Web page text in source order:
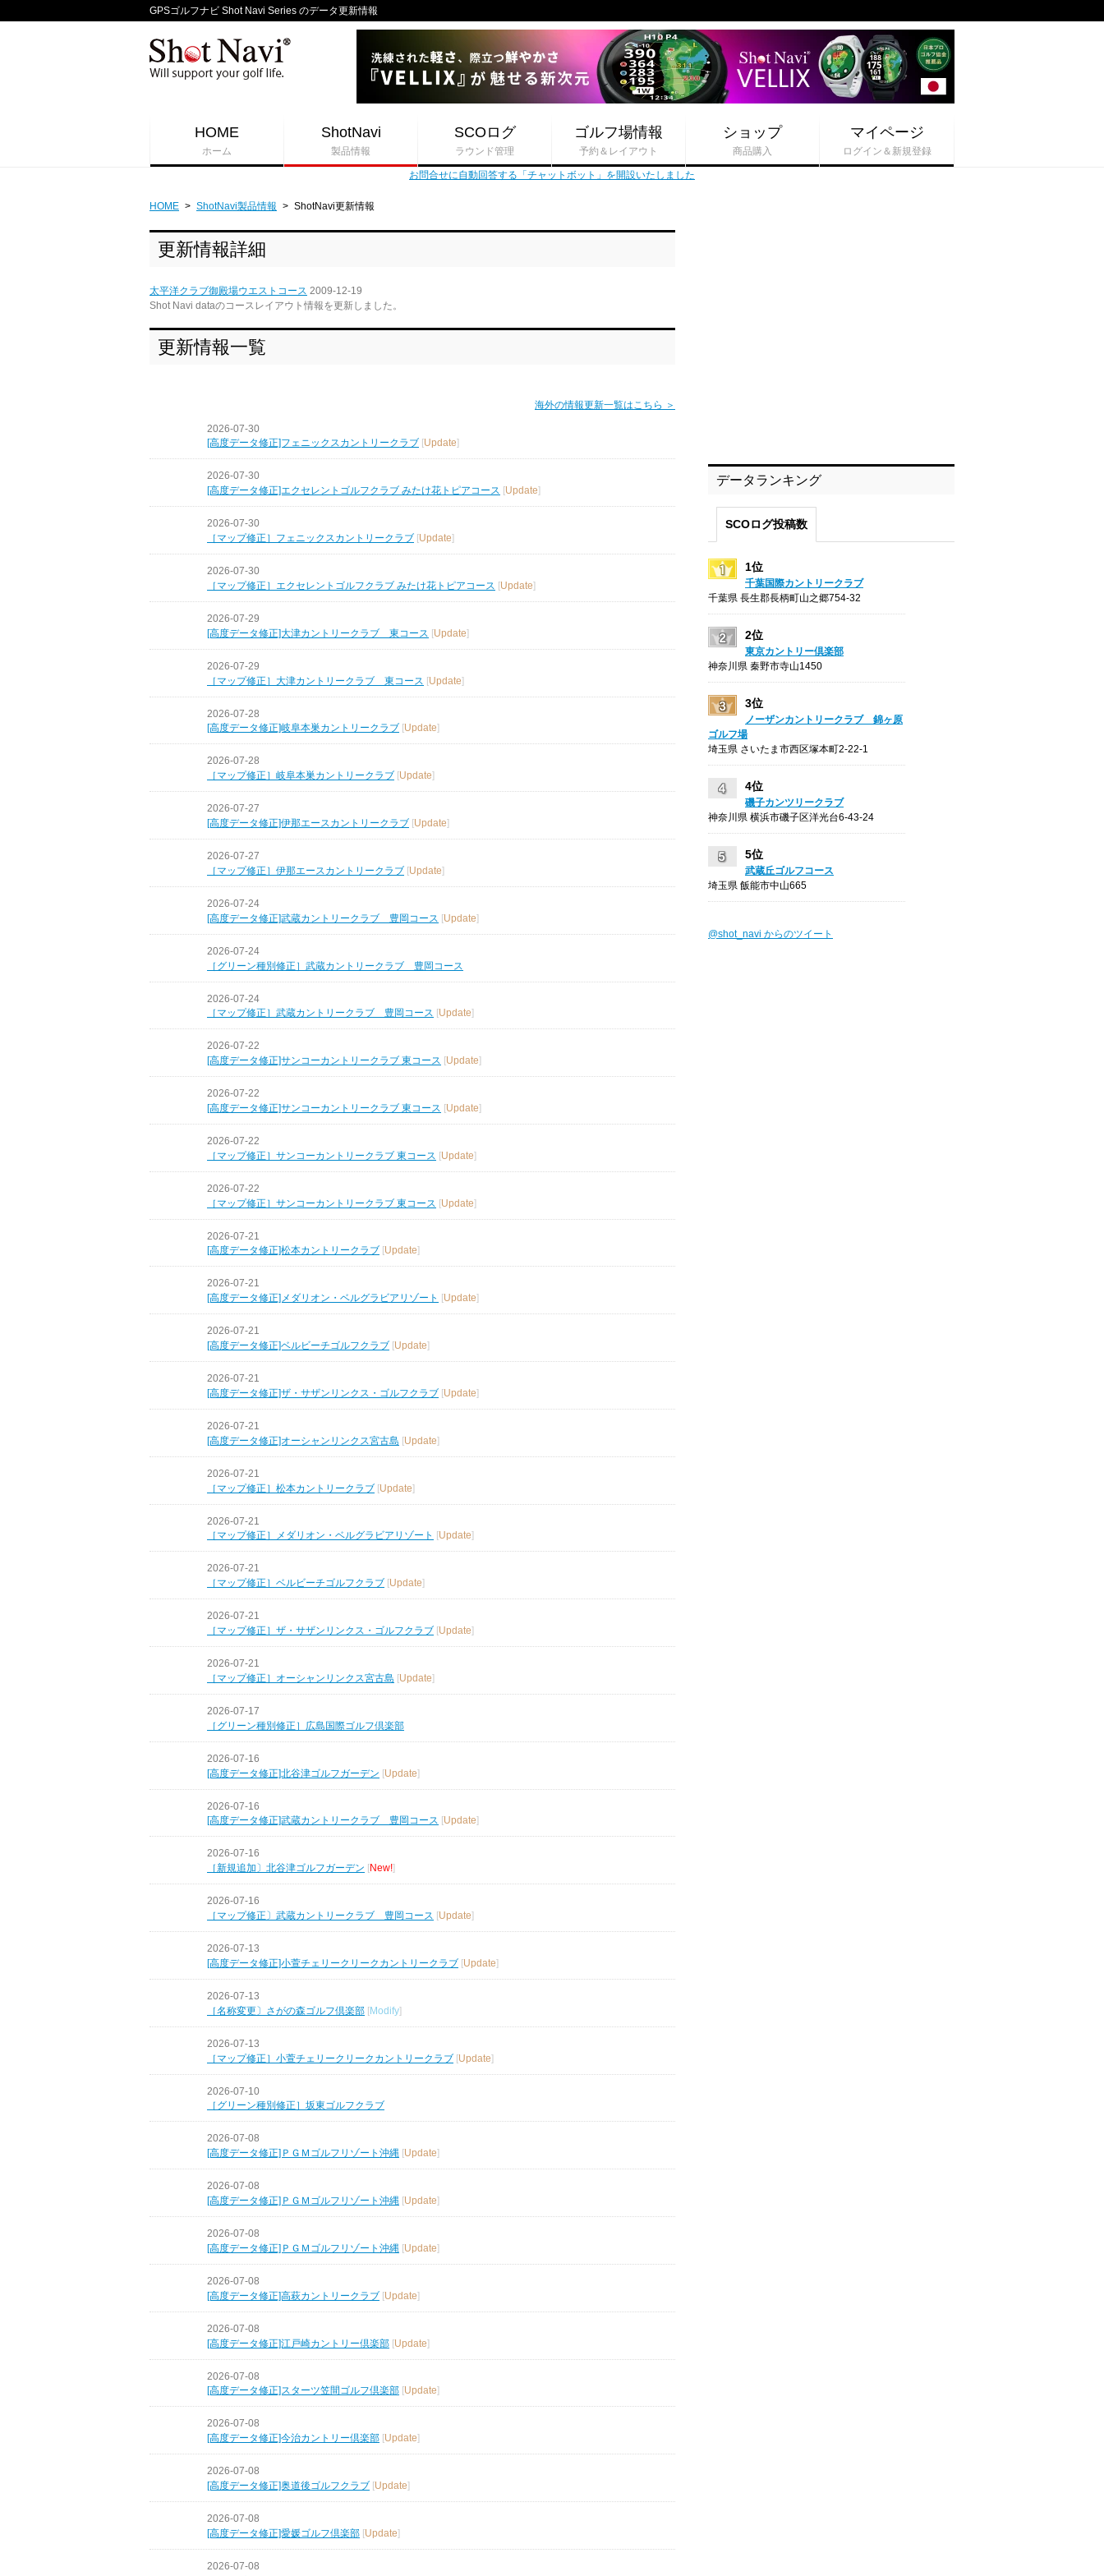
GPSゴルフナビ Shot Navi Series のデータ更新情報
HOME
ホーム
ShotNavi
製品情報
SCOログ
ラウンド管理
ゴルフ場情報
予約＆レイアウト
ショップ
商品購入
マイページ
ログイン＆新規登録
お問合せに自動回答する「チャットボット」を開設いたしました
HOME > ShotNavi製品情報 > ShotNavi更新情報
更新情報詳細
太平洋クラブ御殿場ウエストコース 2009-12-19
Shot Navi dataのコースレイアウト情報を更新しました。
更新情報一覧
海外の情報更新一覧はこちら ＞
2026-07-30
[高度データ修正]フェニックスカントリークラブ [Update]
2026-07-30
[高度データ修正]エクセレントゴルフクラブ みたけ花トピアコース [Update]
2026-07-30
［マップ修正］フェニックスカントリークラブ [Update]
2026-07-30
［マップ修正］エクセレントゴルフクラブ みたけ花トピアコース [Update]
2026-07-29
[高度データ修正]大津カントリークラブ 東コース [Update]
2026-07-29
［マップ修正］大津カントリークラブ 東コース [Update]
2026-07-28
[高度データ修正]岐阜本巣カントリークラブ [Update]
2026-07-28
［マップ修正］岐阜本巣カントリークラブ [Update]
2026-07-27
[高度データ修正]伊那エースカントリークラブ [Update]
2026-07-27
［マップ修正］伊那エースカントリークラブ [Update]
2026-07-24
[高度データ修正]武蔵カントリークラブ 豊岡コース [Update]
2026-07-24
［グリーン種別修正］武蔵カントリークラブ 豊岡コース
2026-07-24
［マップ修正］武蔵カントリークラブ 豊岡コース [Update]
2026-07-22
[高度データ修正]サンコーカントリークラブ 東コース [Update]
2026-07-22
[高度データ修正]サンコーカントリークラブ 東コース [Update]
2026-07-22
［マップ修正］サンコーカントリークラブ 東コース [Update]
2026-07-22
［マップ修正］サンコーカントリークラブ 東コース [Update]
2026-07-21
[高度データ修正]松本カントリークラブ [Update]
2026-07-21
[高度データ修正]メダリオン・ベルグラビアリゾート [Update]
2026-07-21
[高度データ修正]ベルビーチゴルフクラブ [Update]
2026-07-21
[高度データ修正]ザ・サザンリンクス・ゴルフクラブ [Update]
2026-07-21
[高度データ修正]オーシャンリンクス宮古島 [Update]
2026-07-21
［マップ修正］松本カントリークラブ [Update]
2026-07-21
［マップ修正］メダリオン・ベルグラビアリゾート [Update]
2026-07-21
［マップ修正］ベルビーチゴルフクラブ [Update]
2026-07-21
［マップ修正］ザ・サザンリンクス・ゴルフクラブ [Update]
2026-07-21
［マップ修正］オーシャンリンクス宮古島 [Update]
2026-07-17
［グリーン種別修正］広島国際ゴルフ倶楽部
2026-07-16
[高度データ修正]北谷津ゴルフガーデン [Update]
2026-07-16
[高度データ修正]武蔵カントリークラブ 豊岡コース [Update]
2026-07-16
［新規追加〕北谷津ゴルフガーデン [New!]
2026-07-16
［マップ修正〕武蔵カントリークラブ 豊岡コース [Update]
2026-07-13
[高度データ修正]小萱チェリークリークカントリークラブ [Update]
2026-07-13
［名称変更〕さがの森ゴルフ倶楽部 [Modify]
2026-07-13
［マップ修正］小萱チェリークリークカントリークラブ [Update]
2026-07-10
［グリーン種別修正］坂東ゴルフクラブ
2026-07-08
[高度データ修正]ＰＧＭゴルフリゾート沖縄 [Update]
2026-07-08
[高度データ修正]ＰＧＭゴルフリゾート沖縄 [Update]
2026-07-08
[高度データ修正]ＰＧＭゴルフリゾート沖縄 [Update]
2026-07-08
[高度データ修正]高萩カントリークラブ [Update]
2026-07-08
[高度データ修正]江戸崎カントリー倶楽部 [Update]
2026-07-08
[高度データ修正]スターツ笠間ゴルフ倶楽部 [Update]
2026-07-08
[高度データ修正]今治カントリー倶楽部 [Update]
2026-07-08
[高度データ修正]奥道後ゴルフクラブ [Update]
2026-07-08
[高度データ修正]愛媛ゴルフ倶楽部 [Update]
2026-07-08
データランキング
SCOログ投稿数
1位
千葉国際カントリークラブ
千葉県 長生郡長柄町山之郷754-32
2位
東京カントリー倶楽部
神奈川県 秦野市寺山1450
3位
ノーザンカントリークラブ 錦ヶ原
ゴルフ場
埼玉県 さいたま市西区塚本町2-22-1
4位
磯子カンツリークラブ
神奈川県 横浜市磯子区洋光台6-43-24
5位
武蔵丘ゴルフコース
埼玉県 飯能市中山665
@shot_navi からのツイート